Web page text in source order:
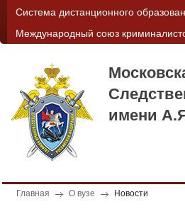
Система дистанционного
Международный союз
имени
Главная О вузе Новости